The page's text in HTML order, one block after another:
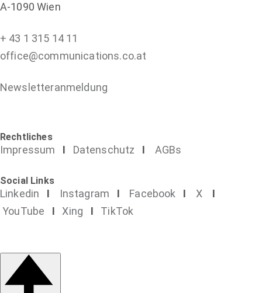
A-1090 Wien
+ 43 1 315 14 11
office@communications.co.at
Newsletteranmeldung
Rechtliches
Impressum I Datenschutz I AGBs
Social Links
Linkedin I Instagram I Facebook I X
I
YouTube
I Xing I TikTok